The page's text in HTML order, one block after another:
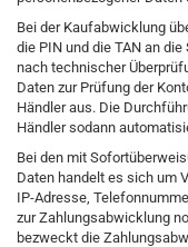
Bei der Kaufabwicklung
die PIN und die TAN an
nach technischer
Daten zur Prüfung der
Händler aus. Die
Händler sodann
Bei den mit
Daten handelt es sich um
IP-Adresse,
zur Zahlungsabwicklung
bezweckt die